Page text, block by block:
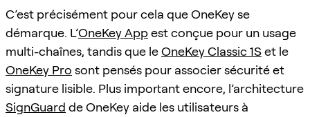
C’est précisément pour cela que OneKey se
démarque. L’OneKey Appest conçue pour un usage
multi-chaînes, tandis que leOneKey Classic 1Set le
OneKey Pro sont pensés pour associer sécurité et
signature lisible. Plus important encore, l’architecture
SignGuard de OneKey aide les utilisateurs à